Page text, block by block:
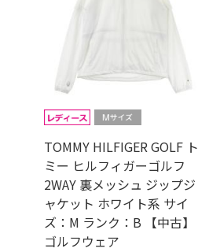
TOMMY HILFIGER GOLF ト
ミー ヒルフィガーゴルフ
2WAY 裏メッシュ ジップジ
ャケット ホワイト系 サイ
ズ：M ランク：B 【中古】
ゴルフウェア